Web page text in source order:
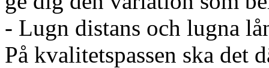
- Lugn distans och lugna
På kvalitetspassen ska det